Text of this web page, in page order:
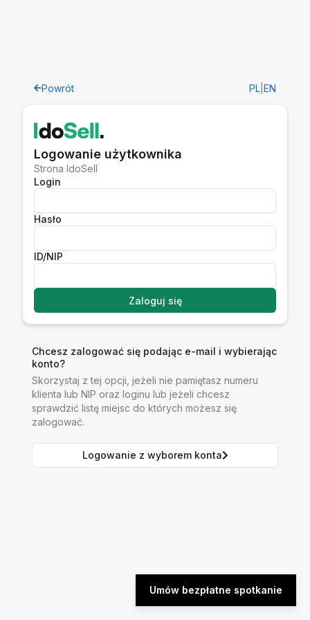
Powrót PL EN
Logowanie użytkownika
Strona IdoSell
Login
Hasło
ID/NIP
Zaloguj się
Chcesz zalogować się podając e-mail i wybierając
konto?
Skorzystaj z tej opcji, jeżeli nie pamiętasz numeru
klienta lub NIP oraz loginu lub jeżeli chcesz
sprawdzić listę miejsc do których możesz się
zalogować.
Logowanie z wyborem konta
Umów bezpłatne spotkanie